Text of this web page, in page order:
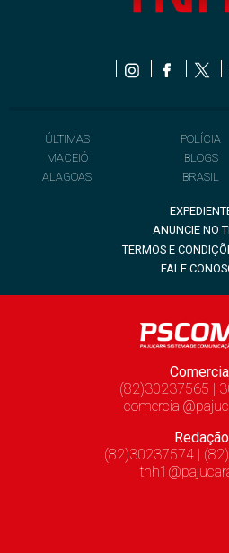
ÚLTIMAS
MACEIÓ
ALAGOAS
POLÍCIA
BLOGS
BRASIL
ANUNCIE NO
TERMOS E
FALE
Comercial
(82)30237565 |
Redação
(82)30237574 |